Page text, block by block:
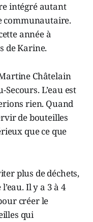
intégré autant
communautaire.
année à
de Karine.
Châtelain
L’eau est
rien. Quand
de bouteilles
que ce que
plus de déchets,
Il y a 3 à 4
créer le
qui